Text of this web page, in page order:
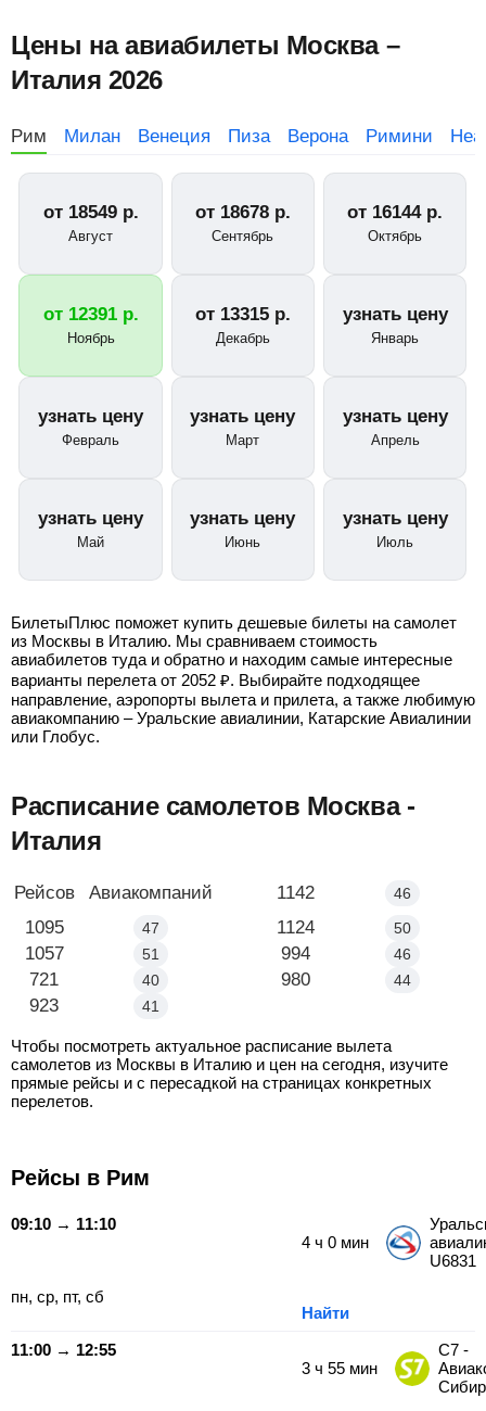
Цены на авиабилеты Москва –
Италия 2026
Рим Милан Венеция Пиза Верона Римини
от 18549р.
Август
от 18678р.
Сентябрь
от 16144р.
Октябрь
от 12391р.
Ноябрь
от 13315р.
Декабрь
узнать цену
Январь
узнать цену
Февраль
узнать цену
Март
узнать цену
Апрель
узнать цену
Май
узнать цену
Июнь
узнать цену
Июль
БилетыПлюс поможет купить дешевые билеты на самолет
из Москвы в Италию. Мы сравниваем стоимость
авиабилетов туда и обратно и находим самые интересные
варианты перелета от 2052 ₽. Выбирайте подходящее
направление, аэропорты вылета и прилета, а также любимую
авиакомпанию – Уральские авиалинии, Катарские Авиалинии
или Глобус.
Расписание самолетов Москва -
Италия
Маршрут
Рейсов Авиакомпаний Москва - Рим
1142 46
Москва - Милан
1095 47 Москва - Венеция
1124 50
Москва - Пиза
1057 51 Москва - Верона
994 46
Москва - Римини
721 40 Москва - Неаполь
980 44
Москва - Палермо
923 41
Чтобы посмотреть актуальное расписание вылета
самолетов из Москвы в Италию и цен на сегодня, изучите
прямые рейсы и с пересадкой на страницах конкретных
перелетов.
Рейсы в Рим
09:10 → 11:10
4 ч 0 мин
U6831
пн, ср, пт, сб
Найти
11:00 → 12:55
3 ч 55 мин
С7 -